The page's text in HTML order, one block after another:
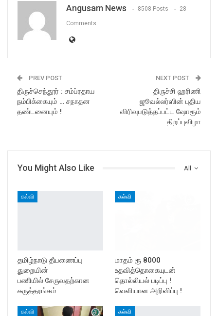
Angusam News 8508 Posts 28
Comments
PREV POST
திருச்செந்தூர் : சம்ப்ரதாய
நம்பிக்கையும் … சநாதன
தண்டனையும் !
NEXT POST
திருச்சி ஹரிணி
ஜூவல்லர்ஸின் புதிய
விரிவுபடுத்தப்பட்ட ஷோரூம்
திறப்புவிழா
All
You Might Also Like
கல்வி
தமிழ்நாடு தீயணைப்பு
துறையின்
பணியில் சேருவதற்கான
கருத்தரங்கம்
கல்வி
மாதம் ரூ 8000
உதவித்தொகையுடன்
தொல்லியல் படிப்பு !
வெளியான அறிவிப்பு !
கல்வி கல்வி